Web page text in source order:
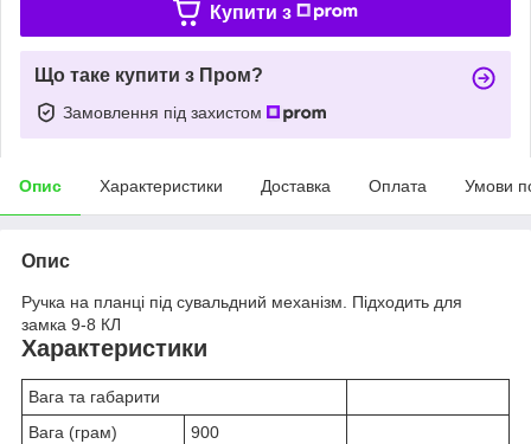
Купити з
Що таке купити з Пром?
Замовлення під захистом
Опис Характеристики Доставка Оплата Умови
Опис
Ручка на планці під сувальдний механізм. Підходить для
замка 9-8 КЛ
Характеристики
Вага та габарити
Вага (грам)
900